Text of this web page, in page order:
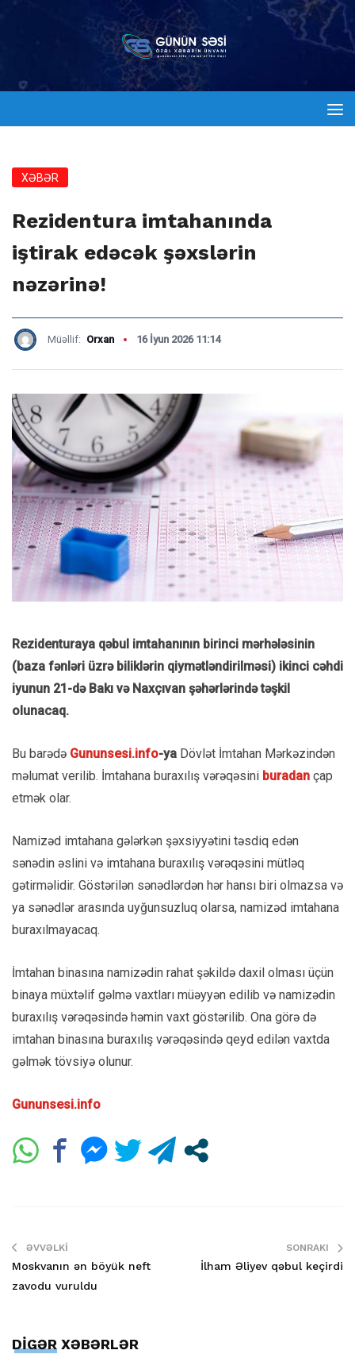
XƏBƏR
Rezidentura imtahanında
iştirak edəcək şəxslərin
nəzərinə!
Müəllif: Orxan 16 İyun 2026 11:14
Rezidenturaya qəbul imtahanının birinci mərhələsinin
(baza fənləri üzrə biliklərin qiymətləndirilməsi) ikinci cəhdi
iyunun 21-də Bakı və Naxçıvan şəhərlərində təşkil
olunacaq.
Bu barədə Gununsesi.info-ya Dövlət İmtahan Mərkəzindən
məlumat verilib. İmtahana buraxılış vərəqəsini buradan çap
etmək olar.
Namizəd imtahana gələrkən şəxsiyyətini təsdiq edən
sənədin əslini və imtahana buraxılış vərəqəsini mütləq
gətirməlidir. Göstərilən sənədlərdən hər hansı biri olmazsa və
ya sənədlər arasında uyğunsuzluq olarsa, namizəd imtahana
buraxılmayacaq.
İmtahan binasına namizədin rahat şəkildə daxil olması üçün
binaya müxtəlif gəlmə vaxtları müəyyən edilib və namizədin
buraxılış vərəqəsində həmin vaxt göstərilib. Ona görə də
imtahan binasına buraxılış vərəqəsində qeyd edilən vaxtda
gəlmək tövsiyə olunur.
Gununsesi.info
ƏVVƏLKI
Moskvanın ən böyük neft
zavodu vuruldu
SONRAKI
İlham Əliyev qəbul keçirdi
DİGƏR XƏBƏRLƏR